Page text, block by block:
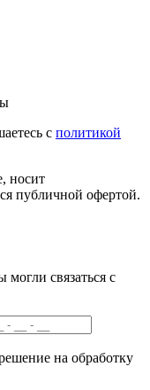
с политикой
носит
публичной офертой.
связаться с
на обработку